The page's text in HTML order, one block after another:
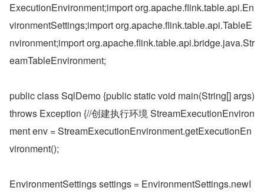
ExecutionEnvironment;import org.apache.flink.table.api.En
vironmentSettings;import org.apache.flink.table.api.TableE
nvironment;import org.apache.flink.table.api.bridge.java.Str
eamTableEnvironment;
public class SqlDemo {public static void main(String[] args)
throws Exception {//创建执行环境 StreamExecutionEnviron
ment env = StreamExecutionEnvironment.getExecutionEn
vironment();
EnvironmentSettings settings = EnvironmentSettings.newI